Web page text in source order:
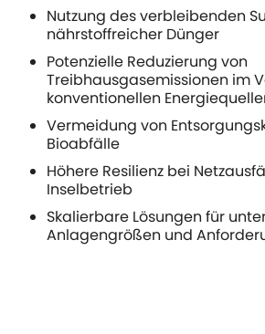
Nutzung des verbleibenden
nährstoffreicher Dünger
Potenzielle Reduzierung von
Treibhausgasemissionen im
konventionellen
Vermeidung von
Bioabfälle
Höhere Resilienz bei
Inselbetrieb
Skalierbare Lösungen für
Anlagengrößen und